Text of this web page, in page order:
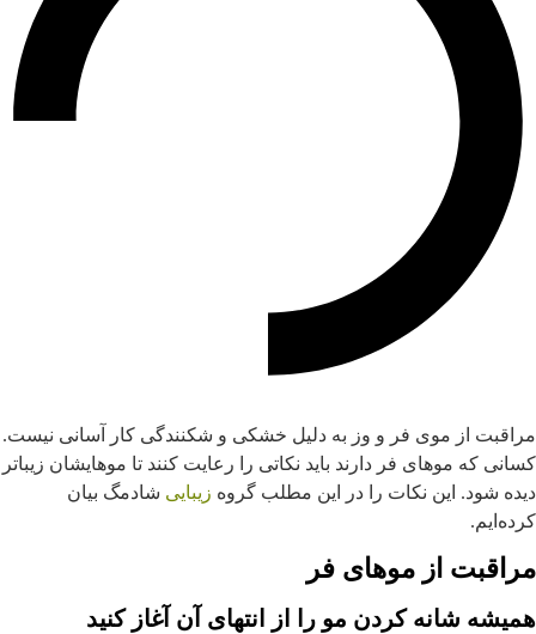
از موی فر و وز به دلیل خشکی و شکنندگی کار آسانی نیست.
که موهای فر دارند باید نکاتی را رعایت کنند تا موهایشان زیباتر
شود. این نکات را در این مطلب گروه زیبایی شادمگ بیان
از موهای فر
شانه کردن مو را از انتهای آن آغاز کنید